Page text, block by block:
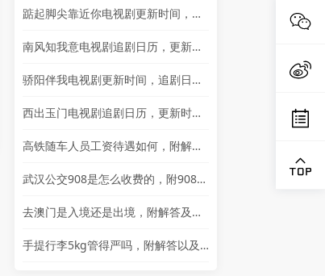
踮起脚尖靠近你电视剧更新时间，追剧日历及剧情简介
南风知我意电视剧追剧日历，更新时间一览表
骄阳伴我电视剧更新时间，追剧日历一览表
西出玉门电视剧追剧日历，更新时间一览
高铁随车人员工资待遇如何，附解答以及其他岗位的岗位详情
武汉公交908是怎么收费的，附908简介以及问题解答
去澳门是入境还是出境，附解答及通行证相关问题解答
手提行李5kg管得严吗，附解答以及其他问题